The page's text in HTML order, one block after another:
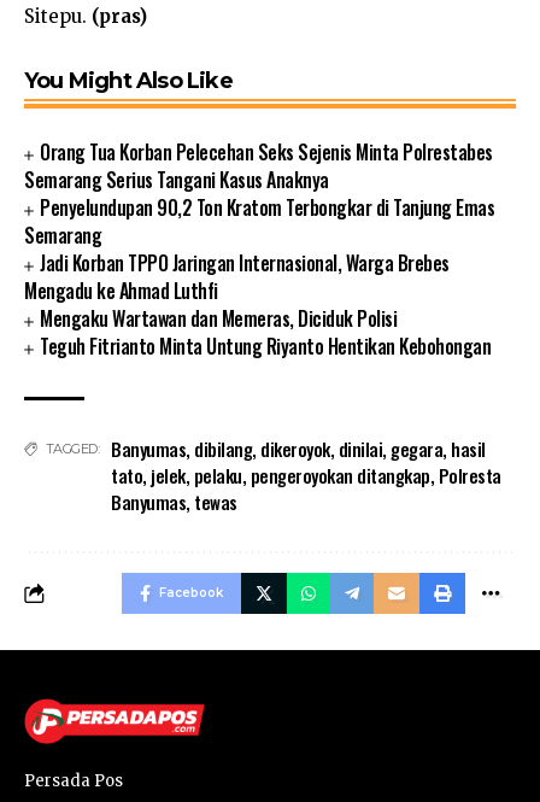
Sitepu. (pras)
You Might Also Like
Orang Tua Korban Pelecehan Seks Sejenis Minta Polrestabes
Semarang Serius Tangani Kasus Anaknya
Penyelundupan 90,2 Ton Kratom Terbongkar di Tanjung Emas
Semarang
Jadi Korban TPPO Jaringan Internasional, Warga Brebes
Mengadu ke Ahmad Luthfi
Mengaku Wartawan dan Memeras, Diciduk Polisi
Teguh Fitrianto Minta Untung Riyanto Hentikan Kebohongan
TAGGED: Banyumas, dibilang, dikeroyok, dinilai, gegara, hasil
tato, jelek, pelaku, pengeroyokan ditangkap, Polresta
Banyumas, tewas
Facebook
Persada Pos